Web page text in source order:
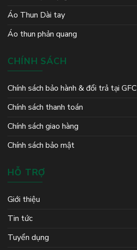
Áo Thun Dài tay
Áo thun phản quang
CHÍNH SÁCH
Chính sách bảo hành & đổi trả tại GFC
Chính sách thanh toán
Chính sách giao hàng
Chính sách bảo mật
HỖ TRỢ
Giới thiệu
Tin tức
Tuyển dụng